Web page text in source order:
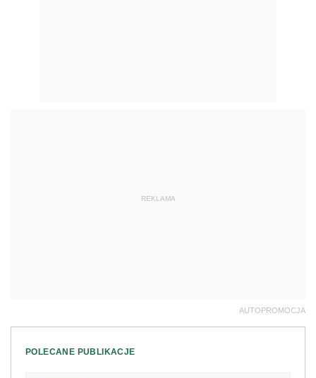
REKLAMA
AUTOPROMOCJA
POLECANE PUBLIKACJE